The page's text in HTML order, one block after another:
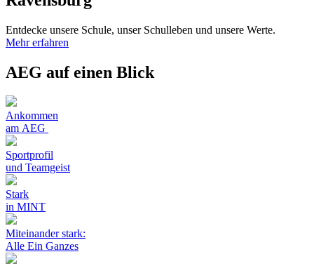
Entdecke unsere Schule, unser Schulleben und unsere Werte.
Mehr erfahren
AEG auf einen Blick
Ankommen
am AEG
Sportprofil
und Teamgeist
Stark
in MINT
Miteinander stark:
Alle Ein Ganzes